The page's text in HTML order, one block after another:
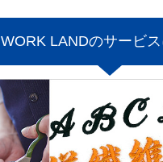
WORK LANDのサービ